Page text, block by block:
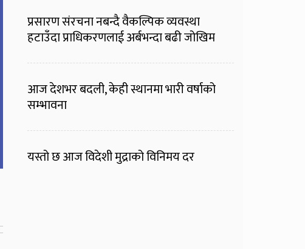
प्रसारण संरचना नबन्दै वैकल्पिक व्यवस्था
हटाउँदा प्राधिकरणलाई अर्बभन्दा बढी जोखिम
आज देशभर बदली, केही स्थानमा भारी वर्षाको
सम्भावना
यस्तो छ आज विदेशी मुद्राको विनिमय दर